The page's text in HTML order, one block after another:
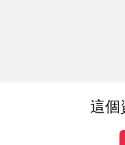
這個